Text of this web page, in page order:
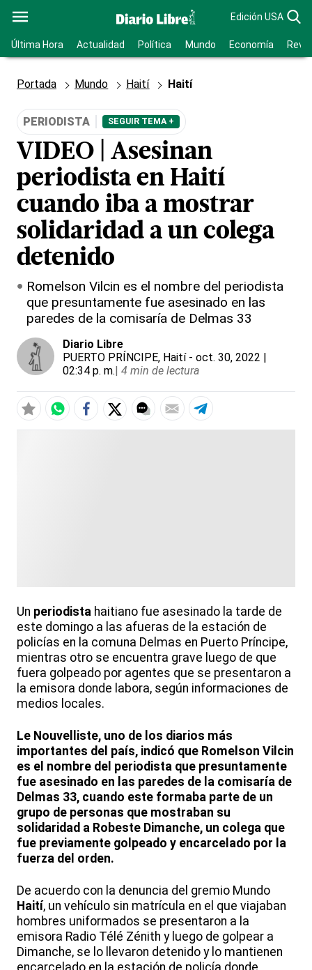
Edición USA
Última Hora Actualidad Política Mundo Economía
Portada Mundo Haití Haití
PERIODISTA SEGUIR TEMA +
VIDEO | Asesinan
periodista en Haití
cuando iba a mostrar
solidaridad a un colega
detenido
Romelson Vilcin es el nombre del periodista
que presuntamente fue asesinado en las
paredes de la comisaría de Delmas 33
Diario Libre
PUERTO PRÍNCIPE, Haití- oct. 30, 2022 |
02:34 p. m.| 4 min de lectura
Un periodista haitiano fue asesinado la tarde de
este domingo a las afueras de la estación de
policías en la comuna Delmas en Puerto Príncipe,
mientras otro se encuentra grave luego de que
fuera golpeado por agentes que se presentaron a
la emisora donde labora, según informaciones de
medios locales.
Le Nouvelliste, uno de los diarios más
importantes del país, indicó que Romelson Vilcin
es el nombre del periodista que presuntamente
fue asesinado en las paredes de la comisaría de
Delmas 33, cuando este formaba parte de un
grupo de personas que mostraban su
solidaridad a Robeste Dimanche, un colega que
fue previamente golpeado y encarcelado por la
fuerza del orden.
De acuerdo con la denuncia del gremio Mundo
Haití, un vehículo sin matrícula en el que viajaban
hombres uniformados se presentaron a la
emisora Radio Télé Zénith y luego de golpear a
Dimanche, se lo llevaron detenido y lo mantienen